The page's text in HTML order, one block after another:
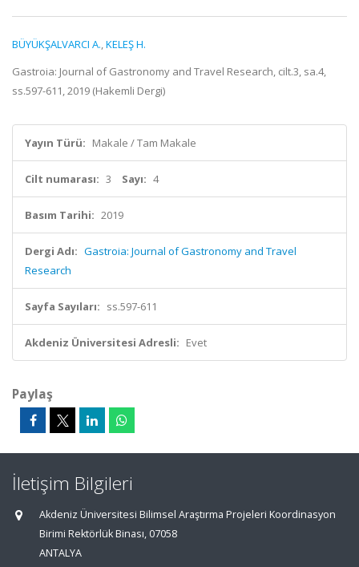
BÜYÜKŞALVARCI A.,KELEŞ H.
Gastroia: Journal of Gastronomy and Travel Research, cilt.3, sa.4,
ss.597-611, 2019 (Hakemli Dergi)
Yayın Türü: Makale / Tam Makale
Cilt numarası: 3 Sayı: 4
Basım Tarihi: 2019
Dergi Adı: Gastroia: Journal of Gastronomy and Travel
Research
Sayfa Sayıları: ss.597-611
Akdeniz Üniversitesi Adresli: Evet
Paylaş
İletişim Bilgileri
Akdeniz Üniversitesi Bilimsel Araştırma Projeleri Koordinasyon
Birimi Rektörlük Binası, 07058
ANTALYA